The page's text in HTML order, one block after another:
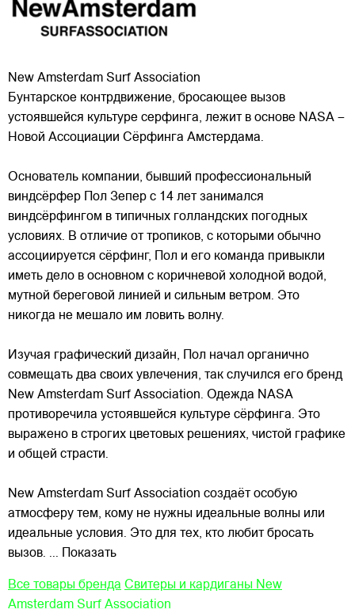
New Amsterdam Surf Association
Бунтарское контрдвижение, бросающее вызов
устоявшейся культуре серфинга, лежит в основе NASA –
Новой Ассоциации Сёрфинга Амстердама.
Основатель компании, бывший профессиональный
виндсёрфер Пол Зепер с 14 лет занимался
виндсёрфингом в типичных голландских погодных
условиях. В отличие от тропиков, с которыми обычно
ассоциируется сёрфинг, Пол и его команда привыкли
иметь дело в основном с коричневой холодной водой,
мутной береговой линией и сильным ветром. Это
никогда не мешало им ловить волну.
Изучая графический дизайн, Пол начал органично
совмещать два своих увлечения, так случился его бренд
New Amsterdam Surf Association. Одежда NASA
противоречила устоявшейся культуре сёрфинга. Это
выражено в строгих цветовых решениях, чистой графике
и общей страсти.
New Amsterdam Surf Association создаёт особую
атмосферу тем, кому не нужны идеальные волны или
идеальные условия. Это для тех, кто любит бросать
вызов. ... Показать
Все товары бренда Свитеры и кардиганы New
Amsterdam Surf Association